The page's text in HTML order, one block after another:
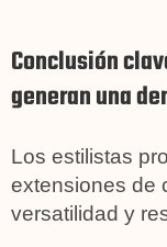
Conclusión
generan una
Los estilistas
extensiones de
versatilidad y